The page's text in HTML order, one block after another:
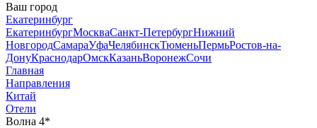
Ваш город
Екатеринбург
ЕкатеринбургМоскваСанкт-ПетербургНижний
НовгородСамараУфаЧелябинскТюменьПермьРостов-на-
ДонуКраснодарОмскКазаньВоронежСочи
Главная
Направления
Китай
Отели
Волна 4*